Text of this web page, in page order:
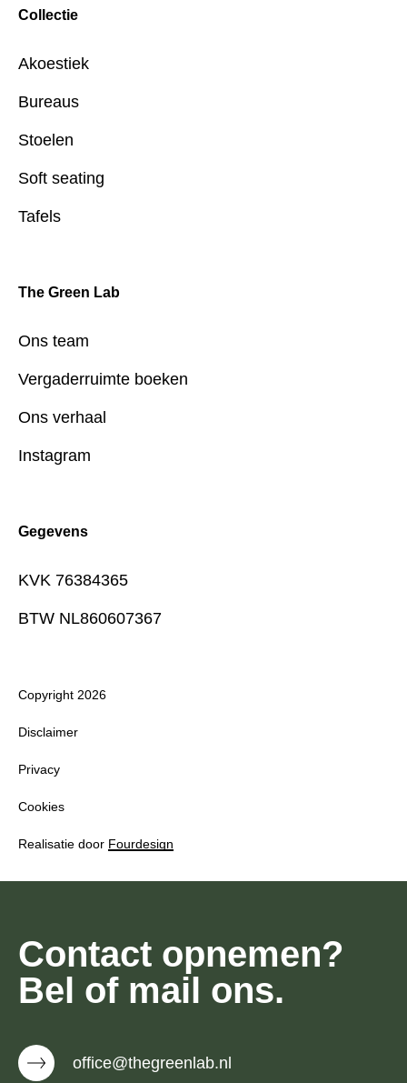
Collectie
Akoestiek
Bureaus
Stoelen
Soft seating
Tafels
The Green Lab
Ons team
Vergaderruimte boeken
Ons verhaal
Instagram
Gegevens
KVK 76384365
BTW NL860607367
Copyright 2026
Disclaimer
Privacy
Cookies
Realisatie door Fourdesign
Contact opnemen?
Bel of mail ons.
office@thegreenlab.nl